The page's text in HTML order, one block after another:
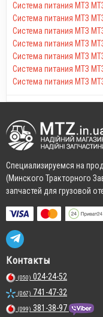
Система питания МТЗ
Система питания МТЗ
Система питания МТЗ
Система питания МТЗ
Система питания МТЗ
Система питания МТЗ
Система питания МТЗ
Cпециализируемся на
(Минского Тракторного
запчастей для грузовой
Контакты
(050) 024-24-52
(067) 741-47-32
(099) 381-38-97